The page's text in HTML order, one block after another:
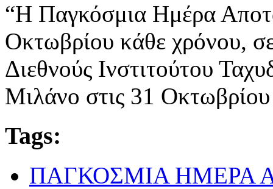
“Η Παγκόσμια Ημέρα
Οκτωβρίου κάθε χρόνου,
Διεθνούς Ινστιτούτου
Μιλάνο στις 31
Tags:
ΠΑΓΚΟΣΜΙΑ ΗΜΕΡΑ